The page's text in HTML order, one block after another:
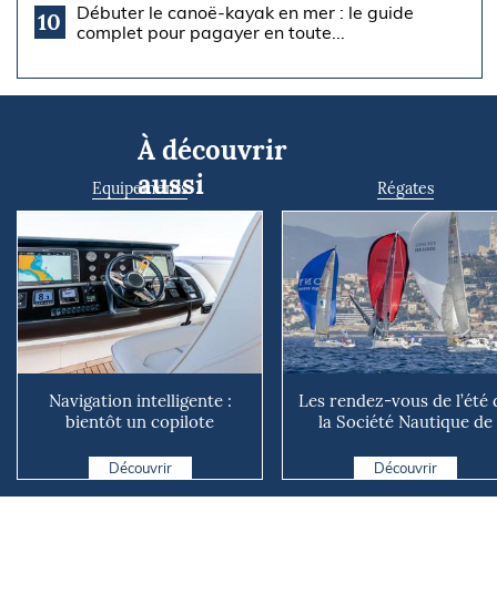
10
Débuter le canoë-kayak en mer : le guide
complet pour pagayer en toute...
À découvrir
aussi
Equipements
Navigation intelligente :
bientôt un copilote
Découvrir
Régates
Les rendez-vous de l’été
la Société Nautique de
Découvrir